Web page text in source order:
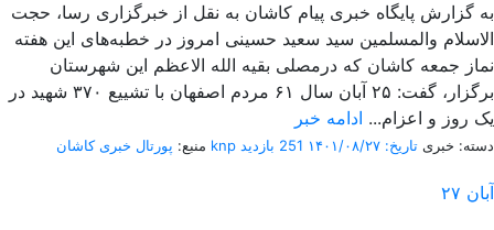
به گزارش پایگاه خبری پیام کاشان به نقل از خبرگزاری رسا، حجت
الاسلام والمسلمین سید سعید حسینی امروز در خطبه‌های این هفته
نماز جمعه کاشان که درمصلی بقیه الله الاعظم این شهرستان
برگزار، گفت: ۲۵ آبان سال ۶۱ مردم اصفهان با تشییع ۳۷۰ شهید در
یک روز و اعزام... ادامه خبر
منبع: پورتال خبری كاشان knp دسته: خبری تاریخ: ۱۴۰۱/۰۸/۲۷ 251 بازدید
۲۷ آبان